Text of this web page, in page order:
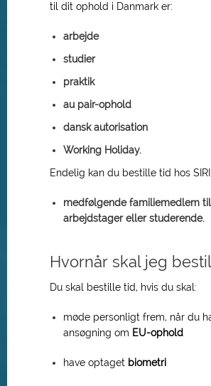
til dit ophold i Danmark er:
arbejde
studier
praktik
au pair-ophold
dansk autorisation
Working Holiday.
Endelig kan du bestille tid hos
medfølgende familiemedlem
arbejdstager eller studerende.
Hvornår skal jeg
Du skal bestille tid, hvis du skal:
møde personligt frem, når du
ansøgning om EU-ophold
have optaget biometri